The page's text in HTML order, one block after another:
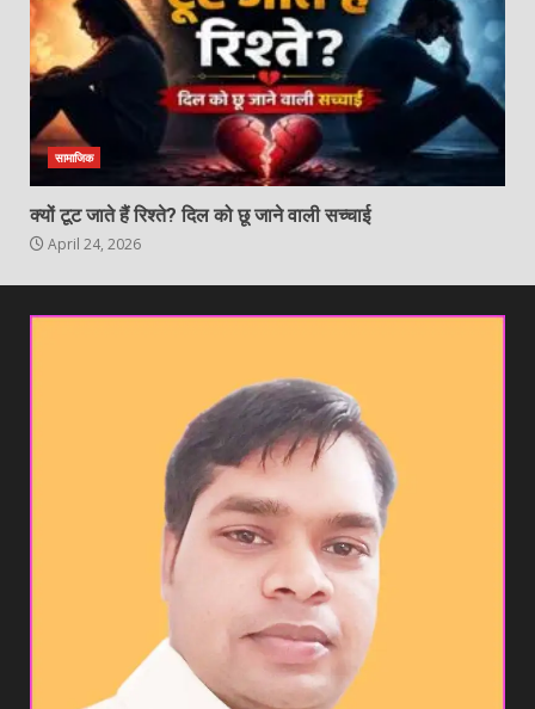
सामाजिक
क्यों टूट जाते हैं रिश्ते? दिल को छू जाने वाली सच्चाई
April 24, 2026